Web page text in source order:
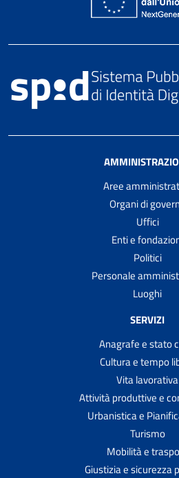
Aree
Organi di
Uffici
Enti e
Politici
Personale
Luoghi
SERVIZI
Anagrafe e stato
Cultura e tempo
Vita lavorativa
Attività produttive e
Urbanistica e
Turismo
Mobilità e
Giustizia e sicurezza